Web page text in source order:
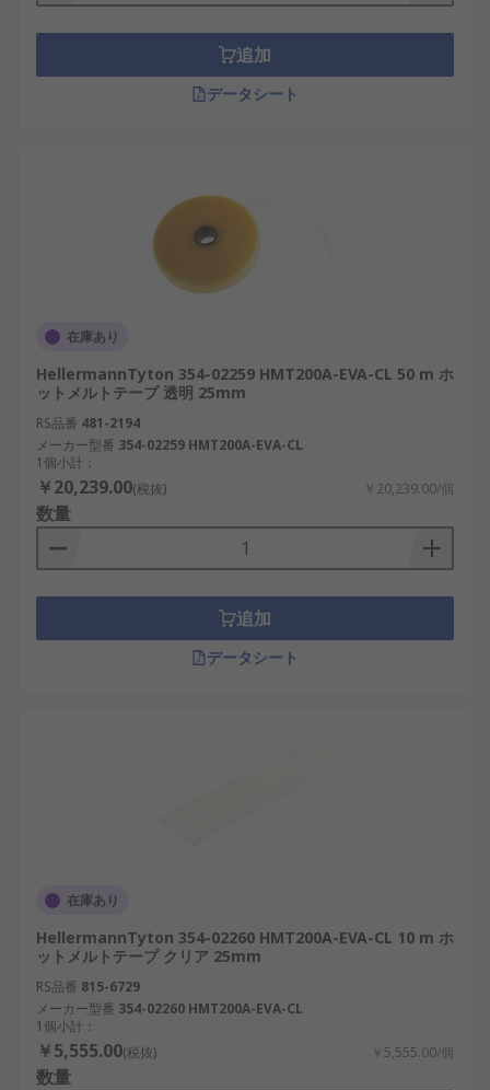
追加
データシート
在庫あり
HellermannTyton 354-02259 HMT200A-EVA-CL 50 m ホ
ットメルトテープ 透明 25mm
RS品番 481-2194
メーカー型番 354-02259 HMT200A-EVA-CL
1個小計：
￥20,239.00(税抜) ￥20,239.00/個
数量
追加
データシート
在庫あり
HellermannTyton 354-02260 HMT200A-EVA-CL 10 m ホ
ットメルトテープ クリア 25mm
RS品番 815-6729
メーカー型番 354-02260 HMT200A-EVA-CL
1個小計：
￥5,555.00(税抜) ￥5,555.00/個
数量